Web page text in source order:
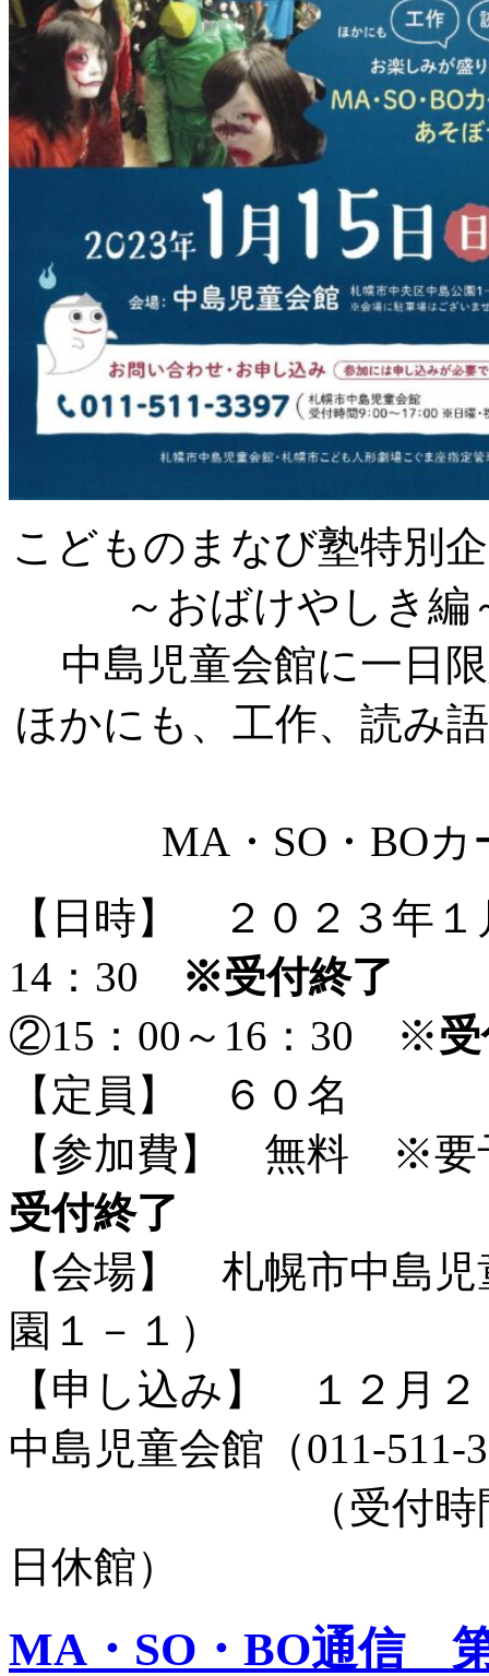
こどものまなび塾特別
～おばけやしき
中島児童会館に一日
ほかにも、工作、読み
MA・SO・BO
【日時】 ２０２３年
14：30
※受付終了
②15：00～16：30 ※
【定員】 ６０名
【参加費】 無料 ※要
受付終了
【会場】 札幌市中島
園１－１）
【申し込み】 １２月
中島児童会館（011-511-
（受付時間9：
日休館）
MA・SO・BO通信